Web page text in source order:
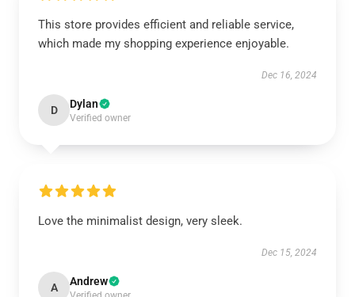
This store provides efficient and reliable service,
which made my shopping experience enjoyable.
Dec 16, 2024
D Dylan
Verified owner
Love the minimalist design, very sleek.
Dec 15, 2024
A Andrew